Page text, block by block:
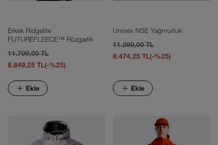
Erkek Ridgelite
FUTUREFLEECE™ Rüzgarlık
11.799,00 TL
8.849,25 TL(-%25)
Ekle
Unisex NSE Yağmurluk
11.299,00 TL
8.474,25 TL(-%25)
Ekle